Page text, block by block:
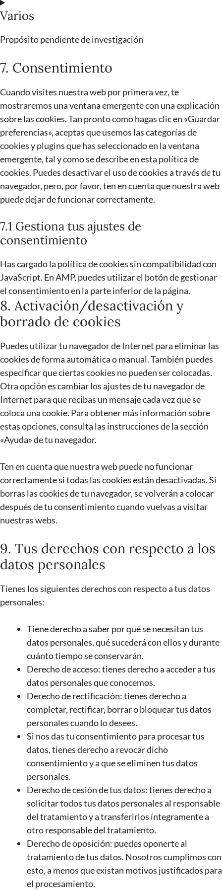
Varios
Propósito pendiente de investigación
7. Consentimiento
Cuando visites nuestra web por primera vez, te
mostraremos una ventana emergente con una explicación
sobre las cookies. Tan pronto como hagas clic en «Guardar
preferencias», aceptas que usemos las categorías de
cookies y plugins que has seleccionado en la ventana
emergente, tal y como se describe en esta política de
cookies. Puedes desactivar el uso de cookies a través de tu
navegador, pero, por favor, ten en cuenta que nuestra web
puede dejar de funcionar correctamente.
7.1 Gestiona tus ajustes de
consentimiento
Has cargado la política de cookies sin compatibilidad con
JavaScript. En AMP, puedes utilizar el botón de gestionar
el consentimiento en la parte inferior de la página.
8. Activación/desactivación y
borrado de cookies
Puedes utilizar tu navegador de Internet para eliminar las
cookies de forma automática o manual. También puedes
especificar que ciertas cookies no pueden ser colocadas.
Otra opción es cambiar los ajustes de tu navegador de
Internet para que recibas un mensaje cada vez que se
coloca una cookie. Para obtener más información sobre
estas opciones, consulta las instrucciones de la sección
«Ayuda» de tu navegador.
Ten en cuenta que nuestra web puede no funcionar
correctamente si todas las cookies están desactivadas. Si
borras las cookies de tu navegador, se volverán a colocar
después de tu consentimiento cuando vuelvas a visitar
nuestras webs.
9. Tus derechos con respecto a los
datos personales
Tienes los siguientes derechos con respecto a tus datos
personales:
Tiene derecho a saber por qué se necesitan tus
datos personales, qué sucederá con ellos y durante
cuánto tiempo se conservarán.
Derecho de acceso: tienes derecho a acceder a tus
datos personales que conocemos.
Derecho de rectificación: tienes derecho a
completar, rectificar, borrar o bloquear tus datos
personales cuando lo desees.
Si nos das tu consentimiento para procesar tus
datos, tienes derecho a revocar dicho
consentimiento y a que se eliminen tus datos
personales.
Derecho de cesión de tus datos: tienes derecho a
solicitar todos tus datos personales al responsable
del tratamiento y a transferirlos íntegramente a
otro responsable del tratamiento.
Derecho de oposición: puedes oponerte al
tratamiento de tus datos. Nosotros cumplimos con
esto, a menos que existan motivos justificados para
el procesamiento.